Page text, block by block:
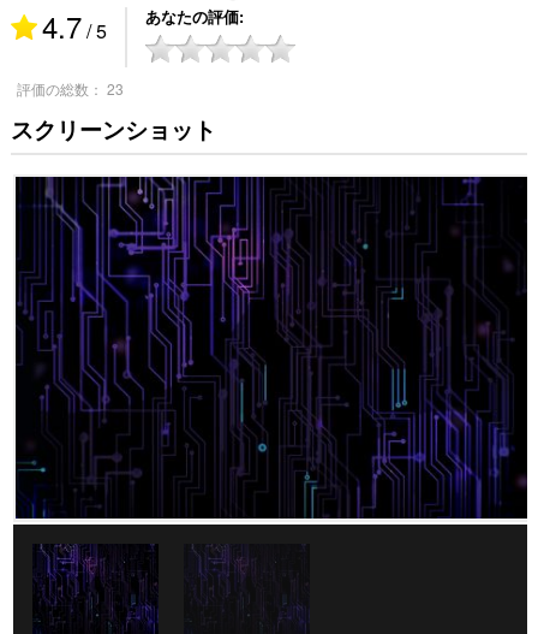
4.7/ 5 あなたの評価
評価の総数： 23
スクリーンショット